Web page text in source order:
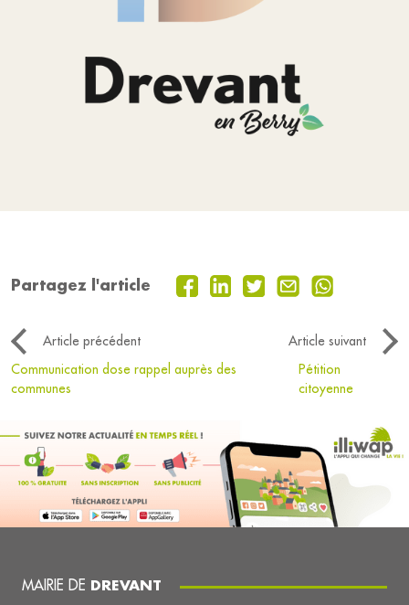
Partagez l'article
Article précédent
Article suivant
Communication dose rappel auprès des
communes
Pétition
citoyenne
MAIRIE DE DREVANT